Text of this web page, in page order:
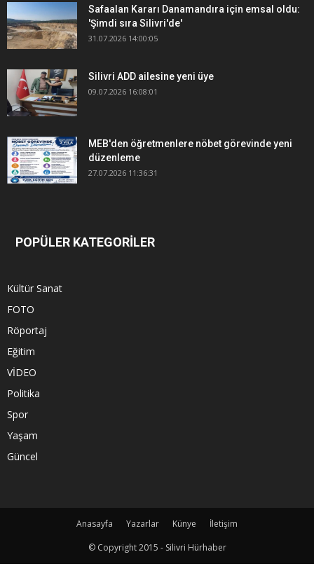
Safaalan Kararı Danamandıra için emsal oldu:
'Şimdi sıra Silivri'de'
31.07.2026 14:00:05
Silivri ADD ailesine yeni üye
09.07.2026 16:08:01
MEB'den öğretmenlere nöbet görevinde yeni
düzenleme
27.07.2026 11:36:31
POPÜLER KATEGORİLER
Kültür Sanat
FOTO
Röportaj
Eğitim
VİDEO
Politika
Spor
Yaşam
Güncel
Anasayfa Yazarlar Künye
İletişim
© Copyright 2015 - Silivri Hürhaber